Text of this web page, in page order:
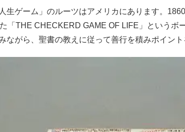
生ゲーム」のルーツはアメリカにあります。
「THE CHECKERD GAME OF LIFE」というボ
ながら、聖書の教えに従って善行を積みポイント